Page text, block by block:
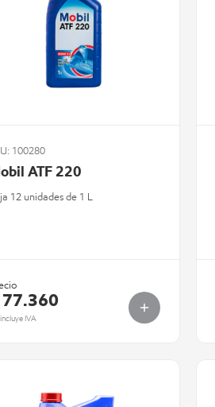
100280
ATF 220
12 unidades de 1 L
IVA